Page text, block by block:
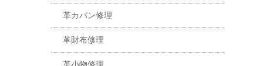
革カバン修理
革財布修理